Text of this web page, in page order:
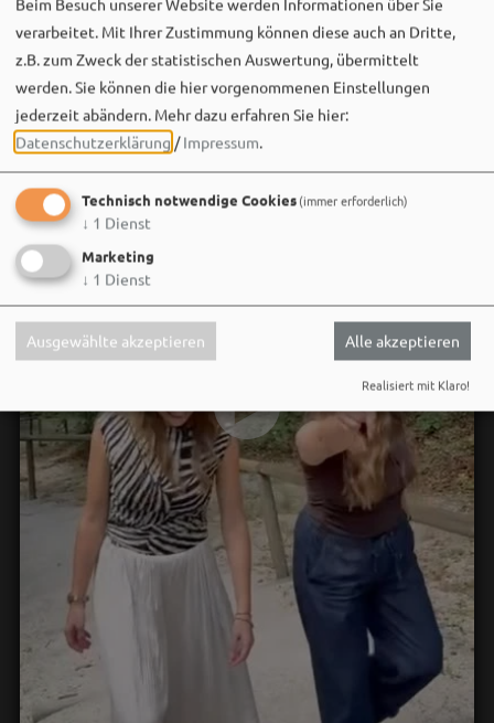
verarbeitet. Mit Ihrer Zustimmung können diese auch an Dritte,
z.B. zum Zweck der statistischen Auswertung, übermittelt
werden. Sie können die hier vorgenommenen Einstellungen
jederzeit abändern. Mehr dazu erfahren Sie hier:
Datenschutzerklärung /Impressum.
Technisch notwendige Cookies(immer erforderlich)
↓ 1 Dienst
Marketing
↓ 1 Dienst
Ausgewählte akzeptieren Alle akzeptieren
Realisiert mit Klaro!